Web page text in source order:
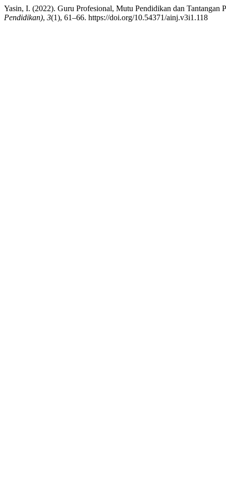
Yasin, I. (2022). Guru Profesional, Mutu Pendidikan dan Tantangan
Pendidikan), 3(1), 61–66. https://doi.org/10.54371/ainj.v3i1.118